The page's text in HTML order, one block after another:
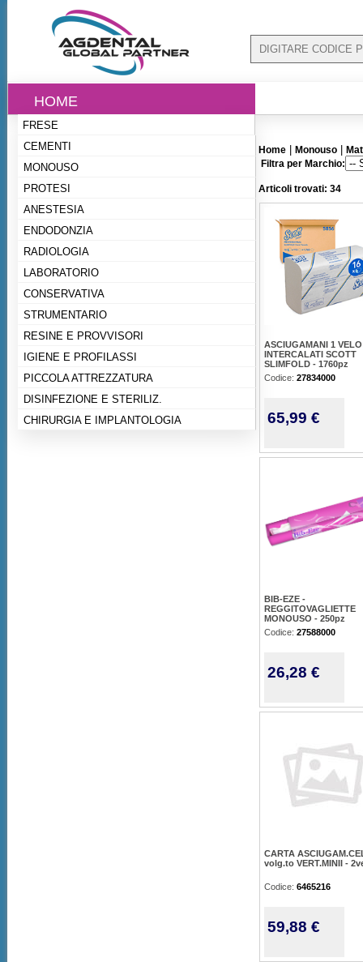
HOME
FRESE
CEMENTI
MONOUSO
PROTESI
ANESTESIA
ENDODONZIA
RADIOLOGIA
LABORATORIO
CONSERVATIVA
STRUMENTARIO
RESINE E PROVVISORI
IGIENE E PROFILASSI
PICCOLA ATTREZZATURA
DISINFEZIONE E STERILIZ.
CHIRURGIA E IMPLANTOLOGIA
Home Monouso
Filtra per Marchio:
Articoli trovati: 34
ASCIUGAMANI 1 VELO
INTERCALATI SCOTT
SLIMFOLD - 1760pz
Codice: 27834000
65,99 €
BIB-EZE -
REGGITOVAGLIETTE
MONOUSO - 250pz
Codice: 27588000
26,28 €
CARTA
volg.to VERT.MINII -
Codice: 6465216
59,88 €